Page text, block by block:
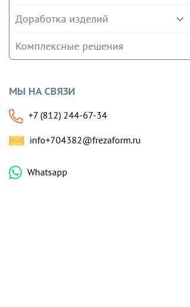
Доработка изделий
Комплексные решения
МЫ НА СВЯЗИ
+7 (812) 244-67-34
info+704382@frezaform.ru
Whatsapp